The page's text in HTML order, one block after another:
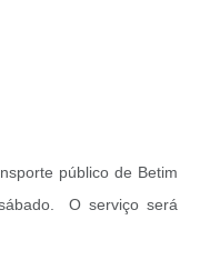
público de Betim
O serviço será